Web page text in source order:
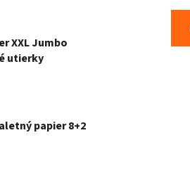
XXL Jumbo
utierky
papier 8+2